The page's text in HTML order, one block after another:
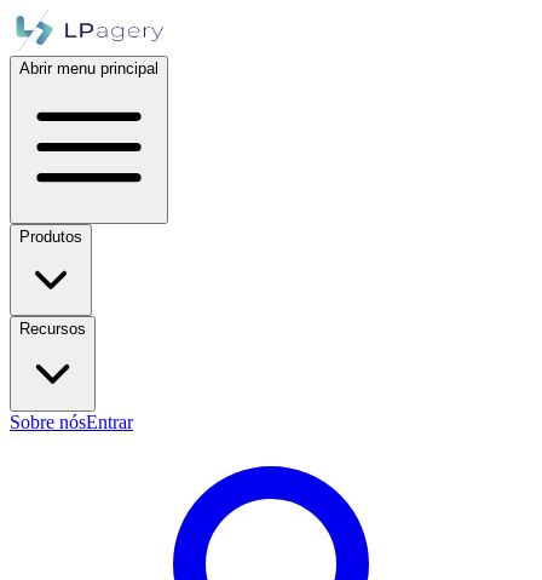
Abrir menu principal
Produtos
Recursos
Sobre nósEntrar